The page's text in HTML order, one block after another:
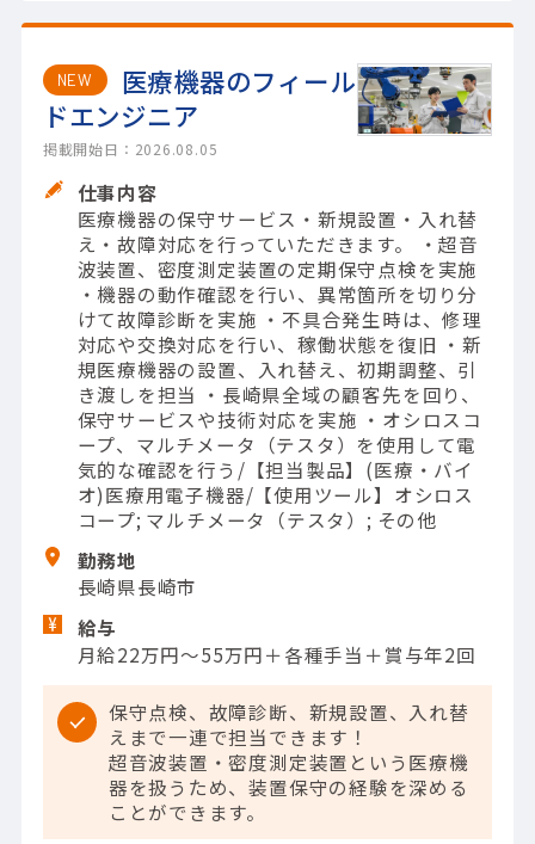
NEW
医療機器のフィール
ドエンジニア
掲載開始日：2026.08.05
仕事内容
医療機器の保守サービス・新規設置・入れ替
え・故障対応を行っていただきます。 ・超音
波装置、密度測定装置の定期保守点検を実施
・機器の動作確認を行い、異常箇所を切り分
けて故障診断を実施 ・不具合発生時は、修理
対応や交換対応を行い、稼働状態を復旧 ・新
規医療機器の設置、入れ替え、初期調整、引
き渡しを担当 ・長崎県全域の顧客先を回り、
保守サービスや技術対応を実施 ・オシロスコ
ープ、マルチメータ（テスタ）を使用して電
気的な確認を行う/【担当製品】(医療・バイ
オ)医療用電子機器/【使用ツール】オシロス
コープ; マルチメータ（テスタ）; その他
勤務地
長崎県長崎市
給与
月給22万円～55万円＋各種手当＋賞与年2回
保守点検、故障診断、新規設置、入れ替
えまで一連で担当できます！
超音波装置・密度測定装置という医療機
器を扱うため、装置保守の経験を深める
ことができます。